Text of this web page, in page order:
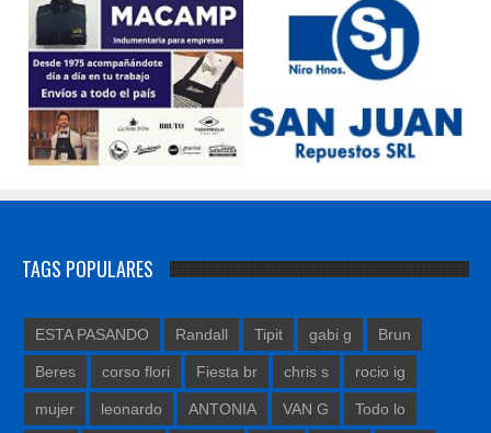
TAGS POPULARES
ESTA PASANDO Randall Tipit gabi g Brun
Beres corso flori Fiesta br chris s rocio ig
mujer leonardo ANTONIA VAN G Todo lo